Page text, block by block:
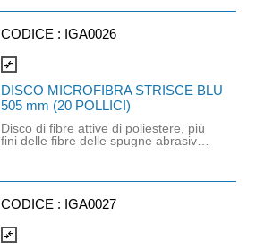
producendo meno polvere. Questi
non graffiano né danneggiano i i
assicurando una lunga durata,
nonché prestazioni uniformi e di alta
qualità durante tutta la vita utile del
prodotto. Ideali per finiture resistenti
e zone a traffico elevato. Massima
durata e abrasione minima.
CODICE : IGA0026
compare_arrows
DISCO MICROFIBRA STRISCE BLU
505 mm (20 POLLICI)
Disco di fibre attive di poliestere, più
fini delle fibre delle spugne abrasive
penetrano più in profondità nelle
superficie e possono così rimuovere
qualunque tipo di superficie.
CODICE : IGA0027
compare_arrows